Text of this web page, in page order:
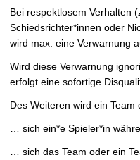
Bei respektlosem Verhalten
Schiedsrichter*innen oder
wird max. eine Verwarnung
Wird diese Verwarnung
erfolgt eine sofortige
Des Weiteren wird ein Team
… sich ein*e Spieler*in
… sich das Team oder ein